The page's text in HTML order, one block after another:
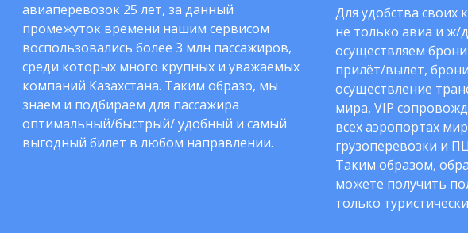
авиаперевозок 25 лет, за данный
промежуток времени нашим сервисом
воспользовались более 3 млн пассажиров,
среди которых много крупных и уважаемых
компаний Казахстана. Таким образо, мы
знаем и подбираем для пассажира
оптимальный/быстрый/ удобный и самый
выгодный билет в любом направлении.
Для удобства своих
не только авиа и ж/
осуществляем
прилёт/вылет,
осуществление
мира, VIP
всех аэропортах
грузоперевозки и
Таким образом,
можете получить
только